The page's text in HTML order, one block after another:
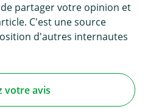
partager votre opinion et
C'est une source
d'autres internautes
votre avis